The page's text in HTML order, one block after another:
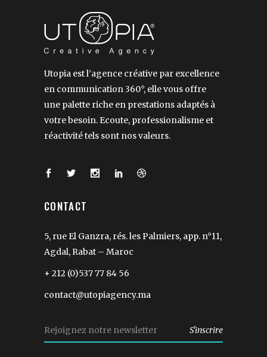
Utopia est l’agence créative par excellence
en communication 360°, elle vous offre
une palette riche en prestations adaptés à
votre besoin. Ecoute, professionalisme et
réactivité tels sont nos valeurs.
CONTACT
5, rue El Ganzra, rés. les Palmiers, app. n°11,
Agdal, Rabat – Maroc
+ 212 (0)537 77 84 56
contact@utopiagency.ma